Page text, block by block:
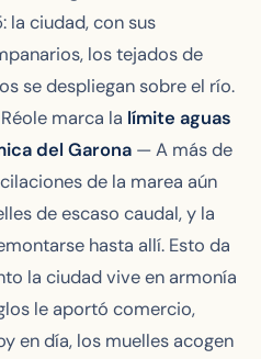
la ciudad, con sus
los tejados de
se despliegan sobre el río.
marca la límite aguas
del Garona — A más de
de la marea aún
de escaso caudal, y la
hasta allí. Esto da
la ciudad vive en armonía
le aportó comercio,
en día, los muelles acogen